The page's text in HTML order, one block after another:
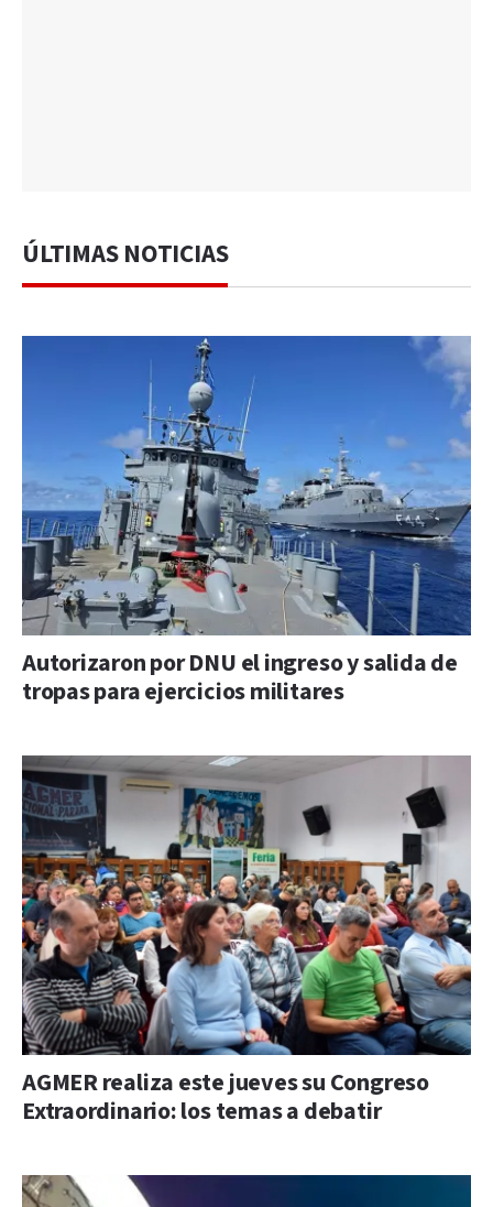
ÚLTIMAS NOTICIAS
Autorizaron por DNU el ingreso y salida de
tropas para ejercicios militares
AGMER realiza este jueves su Congreso
Extraordinario: los temas a debatir